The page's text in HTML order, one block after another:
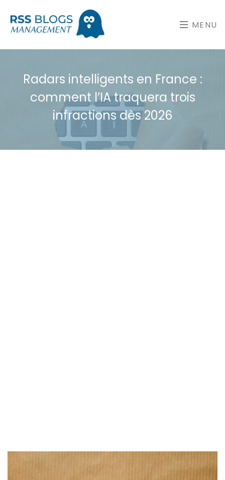
MENU
Radars intelligents en France :
comment l’IA traquera trois
infractions dès 2026